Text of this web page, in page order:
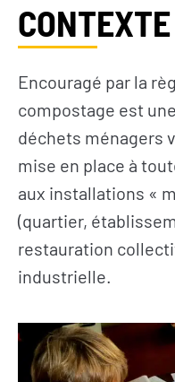
Encouragé par la
compostage est
déchets ménagers
mise en place à
aux installations «
(quartier,
restauration
industrielle.